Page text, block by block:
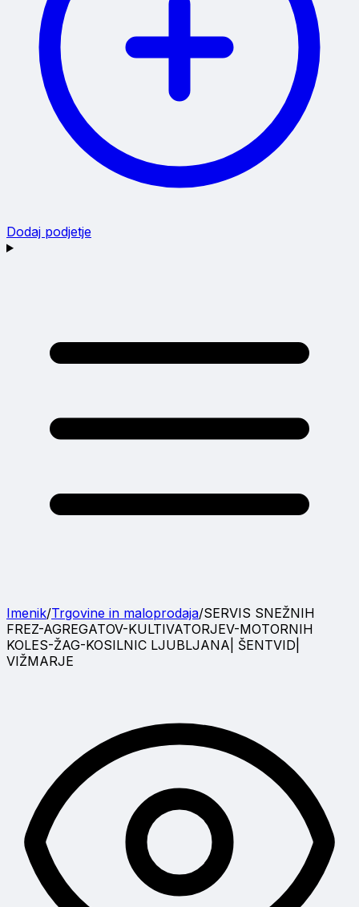
Dodaj podjetje
Imenik/Trgovine in maloprodaja/SERVIS SNEŽNIH
FREZ-AGREGATOV-KULTIVATORJEV-MOTORNIH
KOLES-ŽAG-KOSILNIC LJUBLJANA| ŠENTVID|
VIŽMARJE